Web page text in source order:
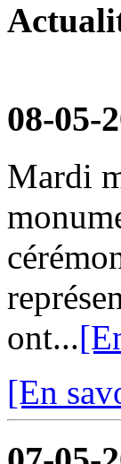
08-05-
Mardi
ont...
[En